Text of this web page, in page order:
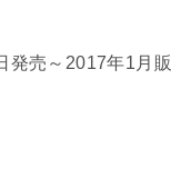
発売～2017年1月